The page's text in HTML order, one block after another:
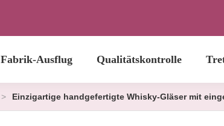
Fabrik-Ausflug Qualitätskontrolle
> Einzigartige handgefertigte Whisky-Gläser mit